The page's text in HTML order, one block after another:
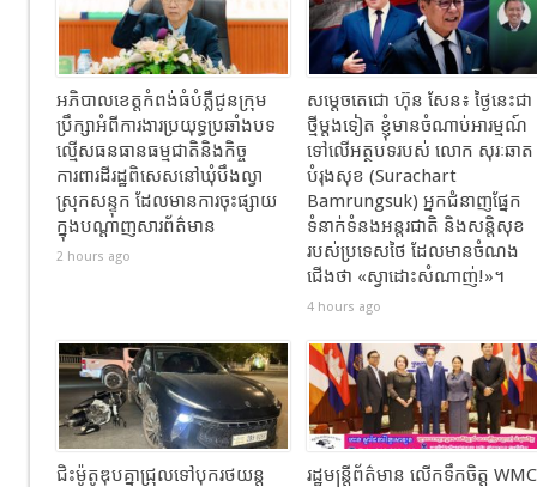
អភិបាលខេត្តកំពង់ធំបំភ្លឺជូនក្រុម
ប្រឹក្សាអំពីការងារប្រយុទ្ធប្រឆាំងបទ
ល្មើសធនធានធម្មជាតិនិងកិច្ច
ការពារដីរដ្ឋពិសេសនៅឃុំបឹងល្វា
ស្រុកសន្ទុក ដែលមានការចុះផ្សាយ
ក្នុងបណ្តាញសារព័ត៌មាន
2 hours ago
សម្តេចតេជោ ហ៊ុន សែន៖ ថ្ងៃនេះជា
ថ្មីម្តងទៀត ខ្ញុំមានចំណាប់អារម្មណ៍
ទៅលើអត្ថបទរបស់ លោក សុរៈឆាត
បំរុងសុខ (Surachart
Bamrungsuk) អ្នកជំនាញផ្នែក
ទំនាក់ទំនងអន្តរជាតិ និងសន្តិសុខ
របស់ប្រទេសថៃ ដែលមានចំណង
ជើង​ថា «ស្វាដោះសំណាញ់!»។
4 hours ago
ជិះម៉ូតូឌុបគ្នាជ្រុលទៅបុករថយន្ត
រដ្ឋមន្ត្រីព័ត៌មាន លើកទឹកចិត្ត WMC